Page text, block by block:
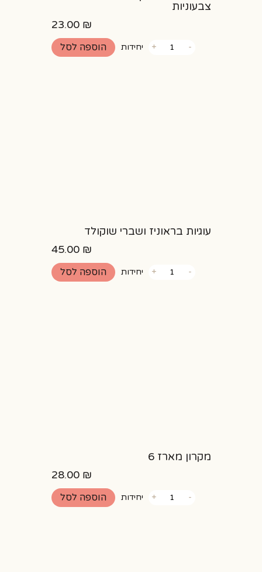
צבעוניות
23.00 ₪
-של
+ יחידות הוספה לסל
עוגיות בראוניז ושברי שוקולד
45.00 ₪
-של
+ יחידות הוספה לסל
מקרון מארז 6
28.00 ₪
-של
+ יחידות הוספה לסל